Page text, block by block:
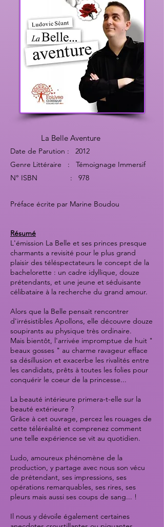
La Belle Aventure
Date de Parution : 2012
Genre Littéraire : Témoignage Immersif
N° ISBN : 978
Préface écrite par Marine Boudou
Résumé
L'émission La Belle et ses princes presque
charmants a revisité pour le plus grand
plaisir des téléspectateurs le concept de la
bachelorette : un cadre idyllique, douze
prétendants, et une jeune et séduisante
célibataire à la recherche du grand amour.
Alors que la Belle pensait rencontrer
d'irrésistibles Apollons, elle découvre douze
soupirants au physique très ordinaire.
Mais bientôt, l'arrivée impromptue de huit "
beaux gosses " au charme ravageur efface
sa désillusion et exacerbe les rivalités entre
les candidats, prêts à toutes les folies pour
conquérir le coeur de la princesse...
La beauté intérieure primera-t-elle sur la
beauté extérieure ?
Grâce à cet ouvrage, percez les rouages de
cette téléréalité et comprenez comment
une telle expérience se vit au quotidien.
Ludo, amoureux phénomène de la
production, y partage avec nous son vécu
de prétendant, ses impressions, ses
opérations remarquables, ses rires, ses
pleurs mais aussi ses coups de sang... !
Il nous y dévoile également certaines